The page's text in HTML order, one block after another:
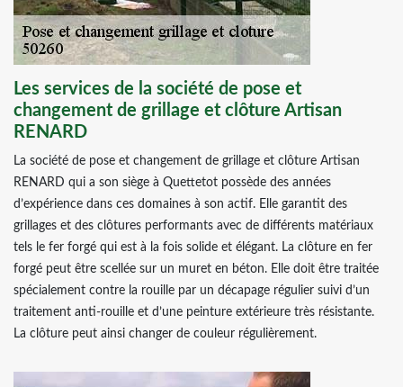
Les services de la société de pose et
changement de grillage et clôture Artisan
RENARD
La société de pose et changement de grillage et clôture Artisan
RENARD qui a son siège à Quettetot possède des années
d’expérience dans ces domaines à son actif. Elle garantit des
grillages et des clôtures performants avec de différents matériaux
tels le fer forgé qui est à la fois solide et élégant. La clôture en fer
forgé peut être scellée sur un muret en béton. Elle doit être traitée
spécialement contre la rouille par un décapage régulier suivi d’un
traitement anti-rouille et d’une peinture extérieure très résistante.
La clôture peut ainsi changer de couleur régulièrement.